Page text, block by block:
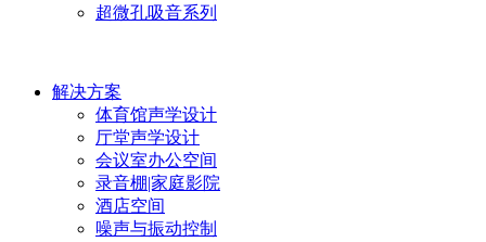
超微孔吸音系列
解决方案
体育馆声学设计
厅堂声学设计
会议室办公空间
录音棚|家庭影院
酒店空间
噪声与振动控制